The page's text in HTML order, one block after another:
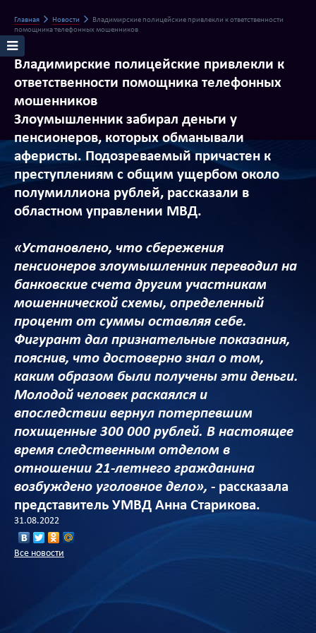
Главная Новости
Владимирские полицейские привлекли к ответственности
помощника телефонных мошенников
Владимирские полицейские привлекли к
ответственности помощника телефонных
мошенников
Злоумышленник забирал деньги у
пенсионеров, которых обманывали
аферисты. Подозреваемый причастен к
преступлениям с общим ущербом около
полумиллиона рублей, рассказали в
областном управлении МВД.
«Установлено, что сбережения
пенсионеров злоумышленник переводил на
банковские счета другим участникам
мошеннической схемы, определенный
процент от суммы оставляя себе.
Фигурант дал признательные показания,
пояснив, что достоверно знал о том,
каким образом были получены эти деньги.
Молодой человек раскаялся и
впоследствии вернул потерпевшим
похищенные 300 000 рублей. В настоящее
время следственным отделом в
отношении 21-летнего гражданина
возбуждено уголовное дело», - рассказала
представитель УМВД Анна Старикова.
31.08.2022
Все новости